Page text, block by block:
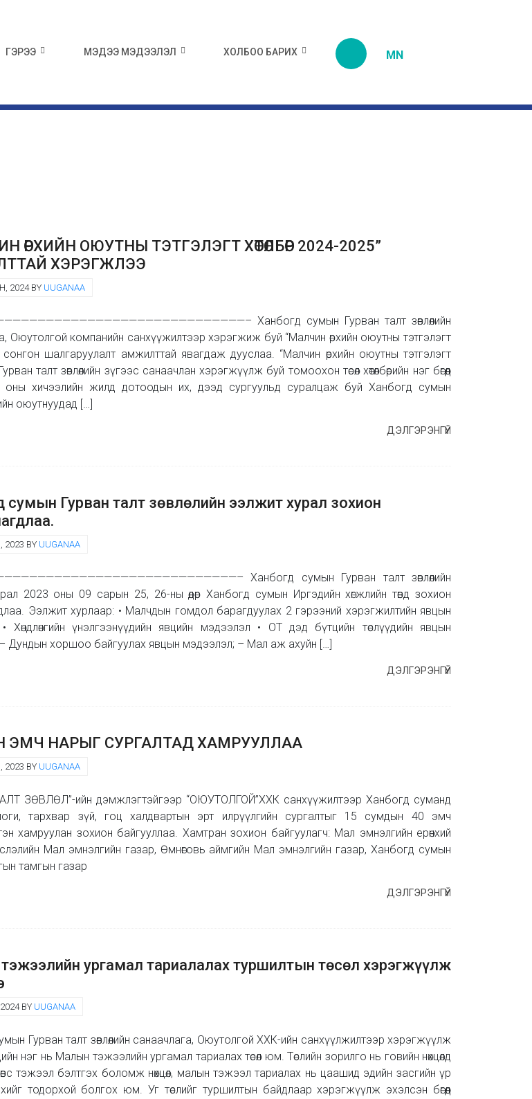
ГЭРЭЭ МЭДЭЭ МЭДЭЭЛЭЛ ХОЛБОО БАРИХ MN
ӨРХИЙН ОЮУТНЫ ТЭТГЭЛЭГТ ХӨТӨЛБӨР 2024-2025”
ХЭРЭГЖЛЭЭ
2024 BY UUGANAA
Ханбогд сумын Гурван талт зөвлөлийн
Оюутолгой компанийн санхүүжилтээр хэрэгжиж буй “Малчин өрхийн оюутны тэтгэлэгт
сонгон шалгаруулалт амжилттай явагдаж дууслаа. “Малчин өрхийн оюутны тэтгэлэгт
Гурван талт зөвлөлийн зүгээс санаачлан хэрэгжүүлж буй томоохон төсөл хөтөлбөрийн нэг бөгөөд
оны хичээлийн жилд дотоодын их, дээд сургуульд суралцаж буй Ханбогд сумын
оюутнуудад […]
ДЭЛГЭРЭНГҮЙ
сумын Гурван талт зөвлөлийн ээлжит хурал зохион
2023 BY UUGANAA
Ханбогд сумын Гурван талт зөвлөлийн
2023 оны 09 сарын 25, 26-ны өдөр Ханбогд сумын Иргэдийн хөгжлийн төвд зохион
Ээлжит хурлаар: • Малчдын гомдол барагдуулах 2 гэрээний хэрэгжилтийн явцын
Хөндлөнгийн үнэлгээнүүдийн явцийн мэдээлэл • ОТ дэд бүтцийн төслүүдийн явцын
Дундын хоршоо байгуулах явцын мэдээлэл; – Мал аж ахуйн […]
ДЭЛГЭРЭНГҮЙ
ЭМЧ НАРЫГ СУРГАЛТАД ХАМРУУЛЛАА
2023 BY UUGANAA
ЗӨВЛӨЛ”-ийн дэмжлэгтэйгээр “ОЮУТОЛГОЙ”ХХК санхүүжилтээр Ханбогд суманд
тархвар зүй, гоц халдвартын эрт илрүүлгийн сургалтыг 15 сумдын 40 эмч
хамруулан зохион байгууллаа. Хамтран зохион байгуулагч: Мал эмнэлгийн ерөнхий
Мал эмнэлгийн газар, Өмнөговь аймгийн Мал эмнэлгийн газар, Ханбогд сумын
тамгын газар
ДЭЛГЭРЭНГҮЙ
ургамал тариалалах туршилтын төсөл хэрэгжүүлж
BY UUGANAA
Гурван талт зөвлөлийн санаачлага, Оюутолгой ХХК-ийн санхүүлжилтээр хэрэгжүүлж
нэг нь Малын тэжээлийн ургамал тариалах төсөл юм. Төслийн зорилго нь говийн нөхцөлд
өвс тэжээл бэлтгэх боломж нөхцөл, малын тэжээл тариалах нь цаашид эдийн засгийн үр
тодорхой болгох юм. Уг төслийг туршилтын байдлаар хэрэгжүүлж эхэлсэн бөгөөд